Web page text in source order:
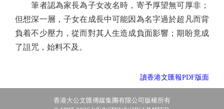
筆者認為家長為子女改名時，寄予厚望無可厚非；
但想深一層，子女在成長中可能因為名字過於超凡而背
負着不少壓力，從而對其人生造成負面影響；期盼竟成
了詛咒，始料不及。
讀香港文匯報PDF版面
香港大公文匯傳媒集團有限公司版權所有